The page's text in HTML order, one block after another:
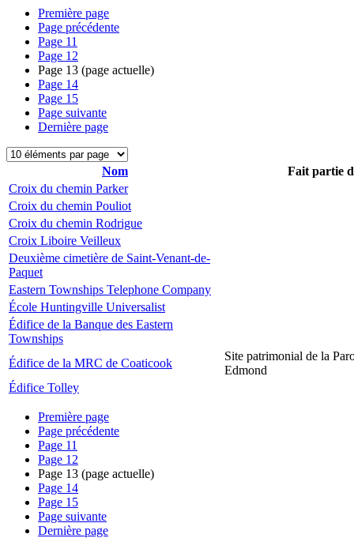
Première page
Page précédente
Page 11
Page 12
Page 13 (page actuelle)
Page 14
Page 15
Page suivante
Dernière page
Nom
Fait partie
Croix du chemin Parker
Croix du chemin Pouliot
Croix du chemin Rodrigue
Croix Liboire Veilleux
Deuxième cimetière de Saint-Venant-de-
Paquet
Eastern Townships Telephone Company
École Huntingville Universalist
Édifice de la Banque des Eastern
Townships
Édifice de la MRC de Coaticook
Site patrimonial de la
Edmond
Édifice Tolley
Première page
Page précédente
Page 11
Page 12
Page 13 (page actuelle)
Page 14
Page 15
Page suivante
Dernière page